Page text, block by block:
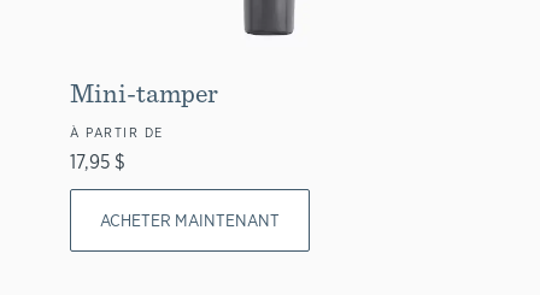
Mini-tamper
À PARTIR DE
17,95 $
ACHETER MAINTENANT